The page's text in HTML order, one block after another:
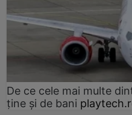
De ce cele mai multe
ține și de bani